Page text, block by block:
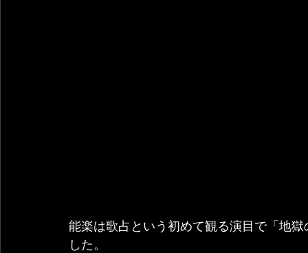
能楽は歌占という初めて観る演目で「地
した。